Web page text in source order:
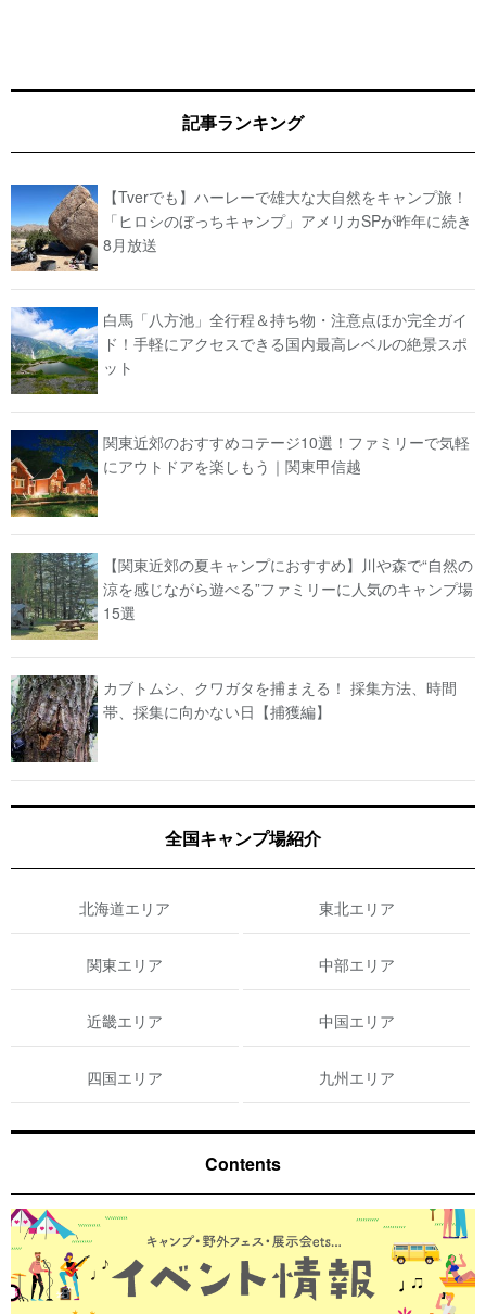
記事ランキング
【Tverでも】ハーレーで雄大な大自然をキャンプ旅！
「ヒロシのぼっちキャンプ」アメリカSPが昨年に続き
8月放送
白馬「八方池」全行程＆持ち物・注意点ほか完全ガイ
ド！手軽にアクセスできる国内最高レベルの絶景スポ
ット
関東近郊のおすすめコテージ10選！ファミリーで気軽
にアウトドアを楽しもう｜関東甲信越
【関東近郊の夏キャンプにおすすめ】川や森で“自然の
涼を感じながら遊べる”ファミリーに人気のキャンプ場
15選
カブトムシ、クワガタを捕まえる！ 採集方法、時間
帯、採集に向かない日【捕獲編】
全国キャンプ場紹介
北海道エリア 東北エリア
関東エリア 中部エリア
近畿エリア 中国エリア
四国エリア 九州エリア
Contents